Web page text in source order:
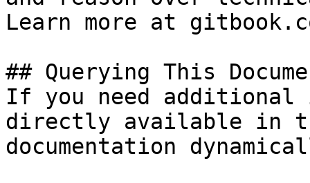
Learn more at
## Querying This
If you need
directly available in
documentation